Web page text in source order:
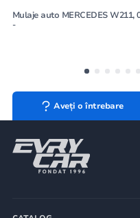
Mulaje auto MERCEDES W211,
-
Aveți o întrebare